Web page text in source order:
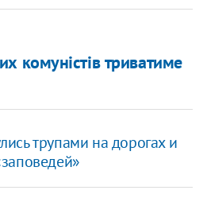
комуністів триватиме
трупами на дорогах и